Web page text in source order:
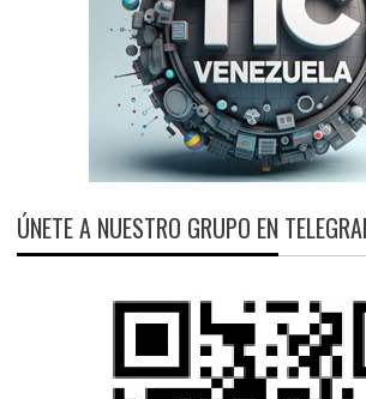
ÚNETE A NUESTRO GRUPO EN